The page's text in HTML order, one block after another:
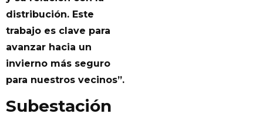
distribución. Este
trabajo es clave para
avanzar hacia un
invierno más seguro
para nuestros vecinos”.
Subestación